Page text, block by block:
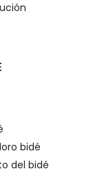
bidé
del bidé